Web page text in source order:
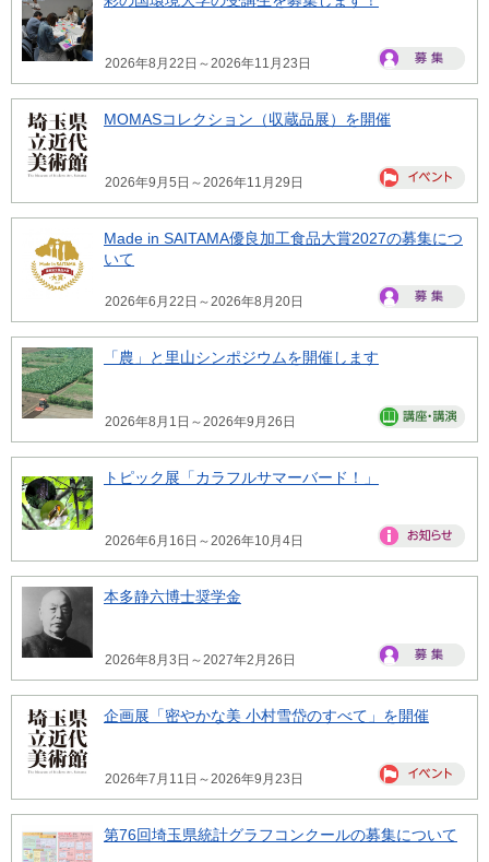
2026年8月22日～2026年11月23日
MOMASコレクション（収蔵品展）を開催
2026年9月5日～2026年11月29日
Made in SAITAMA優良加工食品大賞2027の募集につ
いて
2026年6月22日～2026年8月20日
「農」と里山シンポジウムを開催します
2026年8月1日～2026年9月26日
トピック展「カラフルサマーバード！」
2026年6月16日～2026年10月4日
本多静六博士奨学金
2026年8月3日～2027年2月26日
企画展「密やかな美 小村雪岱のすべて」を開催
2026年7月11日～2026年9月23日
第76回埼玉県統計グラフコンクールの募集について